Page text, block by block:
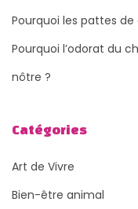
Pourquoi les pattes
Pourquoi l’odorat du
nôtre ?
Catégories
Art de Vivre
Bien-être animal